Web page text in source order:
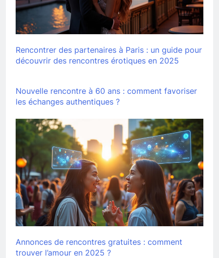
Rencontrer des partenaires à Paris : un guide pour
découvrir des rencontres érotiques en 2025
Nouvelle rencontre à 60 ans : comment favoriser
les échanges authentiques ?
Annonces de rencontres gratuites : comment
trouver l’amour en 2025 ?